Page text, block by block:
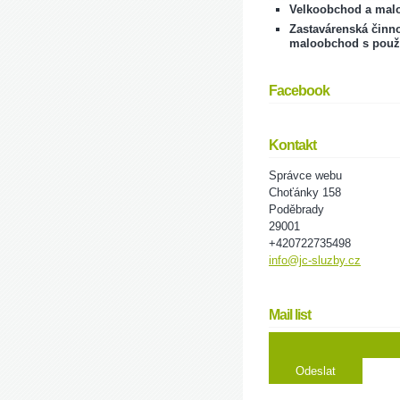
Velkoobchod a
Zastavárenská
maloobchod s
Facebook
Kontakt
Správce webu
Choťánky 158
Poděbrady
29001
+420722735498
info@jc-sluzby.cz
Mail list